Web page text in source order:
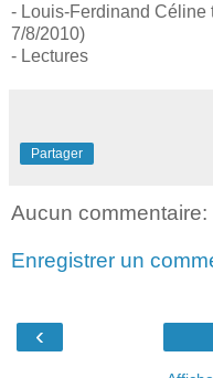
- Louis-Ferdinand Céline
7/8/2010)
- Lectures
Partager
Aucun commentaire:
Enregistrer un
‹